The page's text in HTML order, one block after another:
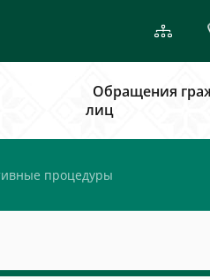
Обращения
лиц
процедуры